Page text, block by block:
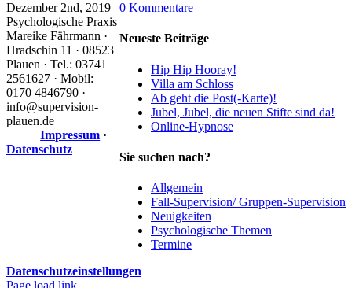
Dezember 2nd, 2019 | 0 Kommentare
Neueste Beiträge
Hip Hip Hooray!
Villa am Schloss
Ab geht die Post(-Karte)!
Jubel, Jubel, die neuen Stifte sind da!
Online-Hypnose
Sie suchen nach?
Allgemein
Fall-Supervision/ Gruppen-Supervision
Neuigkeiten
Psychologische Themen
Termine
Psychologische Praxis
Mareike Fährmann ·
Hradschin 11 · 08523
Plauen · Tel.: 03741
2561627 · Mobil:
0170 4846790 ·
info@supervision-
plauen.de
Impressum ·
Datenschutz
Datenschutzeinstellungen
Page load link